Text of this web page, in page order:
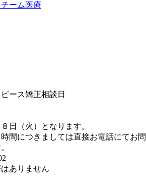
ーム医療
ース矯正相談日
（火）となります。
間につきましては直接お電話にてお問
ありません